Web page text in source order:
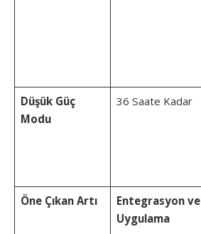
Düşük Güç
Modu
36 Saate Kadar
Öne Çıkan Artı
Entegrasyon ve
Uygulama